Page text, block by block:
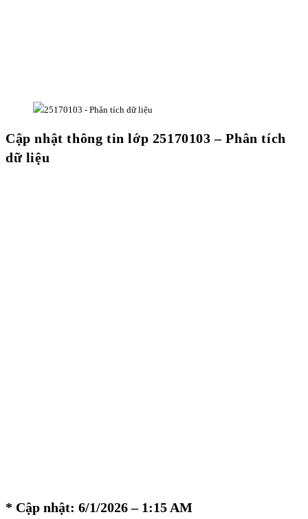
Cập nhật thông tin lớp 25170103 – Phân tích
dữ liệu
* Cập nhật: 6/1/2026 – 1:15 AM